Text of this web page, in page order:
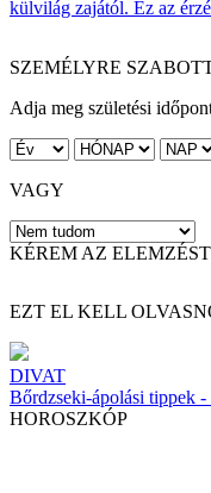
külvilág zajától. Ez az
SZEMÉLYRE
Adja meg születési
VAGY
KÉREM AZ ELEMZÉST
EZT EL KELL
DIVAT
Bőrdzseki-ápolási tippek -
HOROSZKÓP